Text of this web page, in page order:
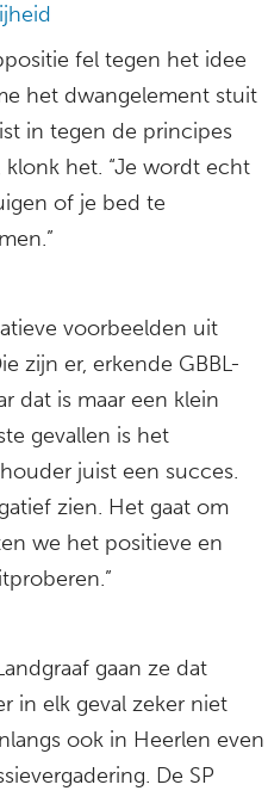
fel tegen het idee
het dwangelement stuit
in tegen de principes
klonk het. “Je wordt echt
of je bed te
voorbeelden uit
zijn er, erkende GBBL-
dat is maar een klein
gevallen is het
juist een succes.
zien. Het gaat om
we het positieve en
gaan ze dat
in elk geval zeker niet
ook in Heerlen even
De SP